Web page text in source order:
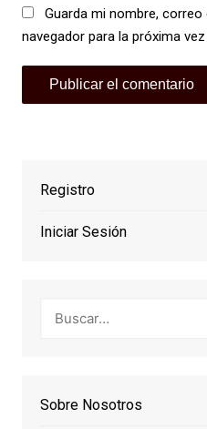
Guarda mi nombre,
navegador para la próxima
Registro
Iniciar Sesión
Sobre Nosotros